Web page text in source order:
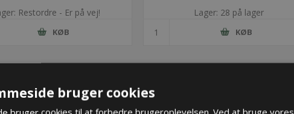
Restordre - Er på vej!
KØB
Lager: 28 på lager
KØB
bruger cookies